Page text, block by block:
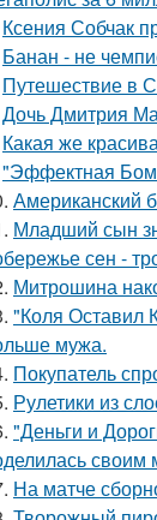
Ксения Собчак
Банан - не
Путешествие в
Дочь Дмитрия
Какая же
"Эффектная
Американский
Младший сын
сен -
Митрошина
"Коля Оставил
мужа.
Покупатель
Рулетики из
"Деньги и
своим
На матче